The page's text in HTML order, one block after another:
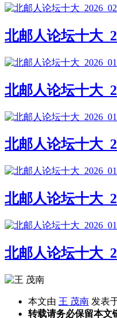
北邮人论坛十大
北邮人论坛十大
北邮人论坛十大
北邮人论坛十大
北邮人论坛十大
本文由 王 茂南 发表
转载请务必保留本文